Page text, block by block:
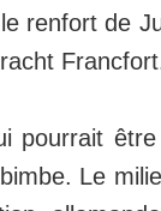
renfort de
pourrait
Le